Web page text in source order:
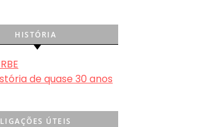
HISTÓRIA
de quase 30 anos
LIGAÇÕES ÚTEIS